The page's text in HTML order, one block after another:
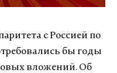
с Россией по
бы годы
вложений. Об